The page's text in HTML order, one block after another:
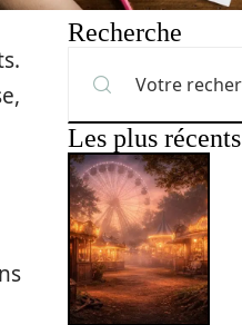
Recherche
Les plus récents